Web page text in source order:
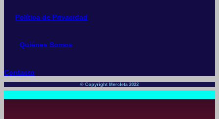
Política de Privacidad
Quiénes Somos
Contacto
© Copyright Mercleta 2022